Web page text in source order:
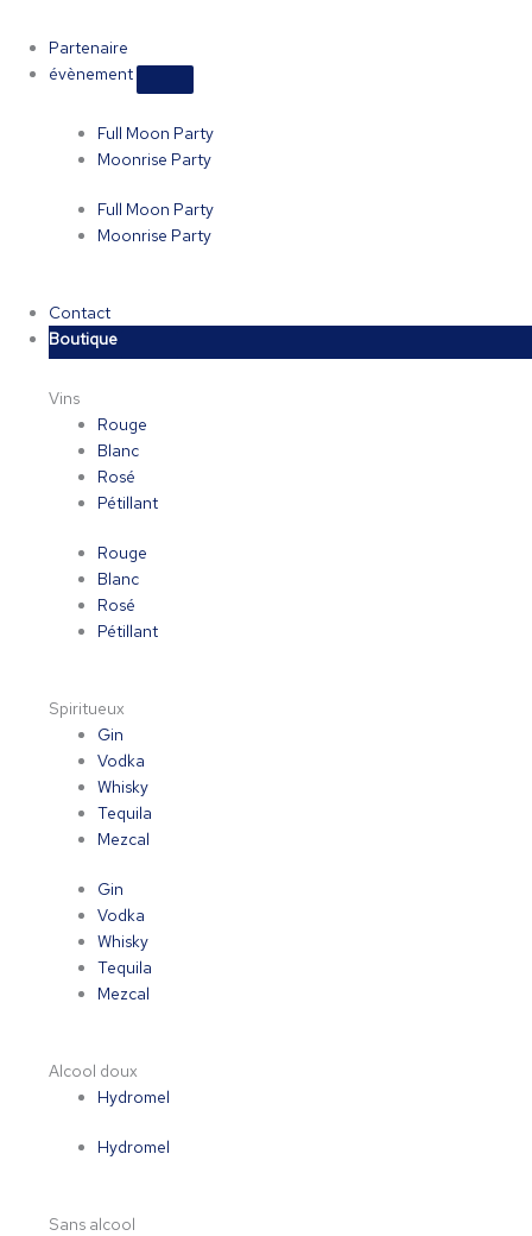
Partenaire
évènement
Full Moon Party
Moonrise Party
Full Moon Party
Moonrise Party
Contact
Boutique
Vins
Rouge
Blanc
Rosé
Pétillant
Rouge
Blanc
Rosé
Pétillant
Spiritueux
Gin
Vodka
Whisky
Tequila
Mezcal
Gin
Vodka
Whisky
Tequila
Mezcal
Alcool doux
Hydromel
Hydromel
Sans alcool